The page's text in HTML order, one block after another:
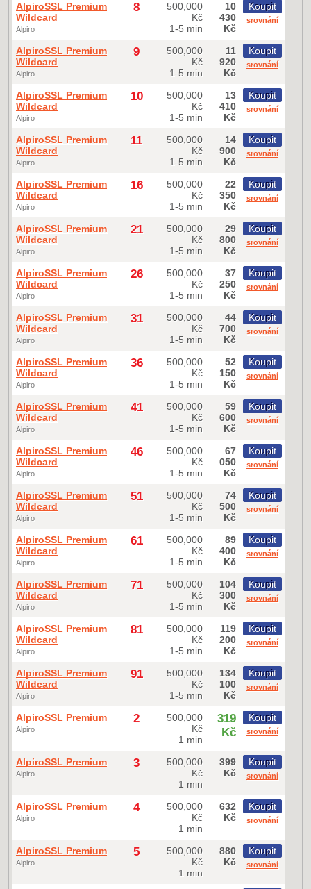
AlpiroSSL Premium
Wildcard
Alpiro
8
500,000
Kč
1-5 min
10
430
Kč
Koupit
srovnání
AlpiroSSL Premium
Wildcard
Alpiro
9
500,000
Kč
1-5 min
11
920
Kč
Koupit
srovnání
AlpiroSSL Premium
Wildcard
Alpiro
10
500,000
Kč
1-5 min
13
410
Kč
Koupit
srovnání
AlpiroSSL Premium
Wildcard
Alpiro
11
500,000
Kč
1-5 min
14
900
Kč
Koupit
srovnání
AlpiroSSL Premium
Wildcard
Alpiro
16
500,000
Kč
1-5 min
22
350
Kč
Koupit
srovnání
AlpiroSSL Premium
Wildcard
Alpiro
21
500,000
Kč
1-5 min
29
800
Kč
Koupit
srovnání
AlpiroSSL Premium
Wildcard
Alpiro
26
500,000
Kč
1-5 min
37
250
Kč
Koupit
srovnání
AlpiroSSL Premium
Wildcard
Alpiro
31
500,000
Kč
1-5 min
44
700
Kč
Koupit
srovnání
AlpiroSSL Premium
Wildcard
Alpiro
36
500,000
Kč
1-5 min
52
150
Kč
Koupit
srovnání
AlpiroSSL Premium
Wildcard
Alpiro
41
500,000
Kč
1-5 min
59
600
Kč
Koupit
srovnání
AlpiroSSL Premium
Wildcard
Alpiro
46
500,000
Kč
1-5 min
67
050
Kč
Koupit
srovnání
AlpiroSSL Premium
Wildcard
Alpiro
51
500,000
Kč
1-5 min
74
500
Kč
Koupit
srovnání
AlpiroSSL Premium
Wildcard
Alpiro
61
500,000
Kč
1-5 min
89
400
Kč
Koupit
srovnání
AlpiroSSL Premium
Wildcard
Alpiro
71
500,000
Kč
1-5 min
104
300
Kč
Koupit
srovnání
AlpiroSSL Premium
Wildcard
Alpiro
81
500,000
Kč
1-5 min
119
200
Kč
Koupit
srovnání
AlpiroSSL Premium
Wildcard
Alpiro
91
500,000
Kč
1-5 min
134
100
Kč
Koupit
srovnání
AlpiroSSL Premium
Alpiro
2
500,000
Kč
1 min
319
Kč
Koupit
srovnání
AlpiroSSL Premium
Alpiro
3
500,000
Kč
1 min
399
Kč
Koupit
srovnání
AlpiroSSL Premium
Alpiro
4
500,000
Kč
1 min
632
Kč
Koupit
srovnání
AlpiroSSL Premium
Alpiro
5
500,000
Kč
1 min
880
Kč
Koupit
srovnání